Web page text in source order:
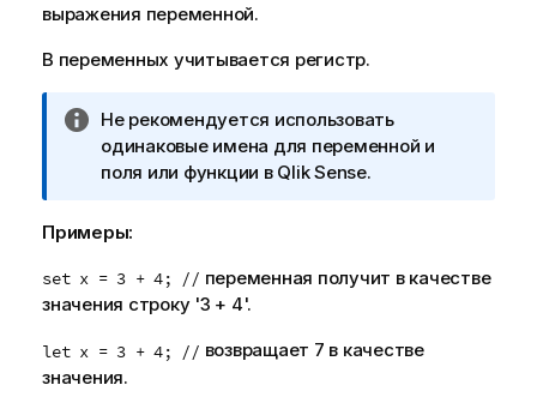
выражения переменной.
В переменных учитывается регистр.
П
р
и
е
а
н
е
к
Не рекомендуется использовать
одинаковые имена для переменной и
поля или функции в Qlik Sense.
Примеры:
set x = 3 + 4; // переменная получит в качестве
значения строку '3 + 4'.
let x = 3 + 4; // возвращает 7 в качестве
значения.